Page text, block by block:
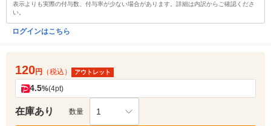
表示よりも実際の付与数、付与率が少ない場合があります。詳細は内訳からご確認くださ
い。
ログインはこちら
120円 （税込） アウトレット
4.5%(4pt)
在庫あり 数量 1